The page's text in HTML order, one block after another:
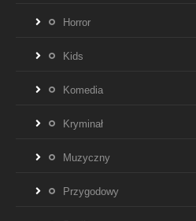
Horror
Kids
Komedia
Kryminał
Muzyczny
Przygodowy